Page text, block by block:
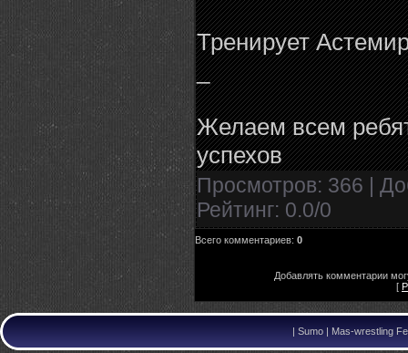
Тренирует
_
Желаем всем
успехов
Просмотров: 366 |
Рейтинг: 0.0/0
Всего комментариев: 0
Добавлять комментарии
[
| Sumo | Mas-wrestling